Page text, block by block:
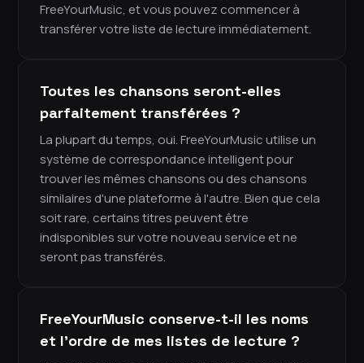
FreeYourMusic, et vous pouvez commencer à
transférer votre liste de lecture immédiatement.
Toutes les chansons seront-elles
parfaitement transférées ?
La plupart du temps, oui. FreeYourMusic utilise un
système de correspondance intelligent pour
trouver les mêmes chansons ou des chansons
similaires d'une plateforme à l'autre. Bien que cela
soit rare, certains titres peuvent être
indisponibles sur votre nouveau service et ne
seront pas transférés.
FreeYourMusic conserve-t-il les noms
et l'ordre de mes listes de lecture ?